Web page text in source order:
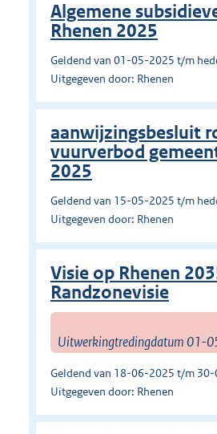
Algemene
Rhenen 2025
Geldend van 01-05-2025 t/m
Uitgegeven door: Rhenen
aanwijzingsbesluit
vuurverbod
2025
Geldend van 15-05-2025 t/m
Uitgegeven door: Rhenen
Visie op Rhenen
Randzonevisie
Uitwerkingtredingdatum 01-
Geldend van 18-06-2025 t/m
Uitgegeven door: Rhenen